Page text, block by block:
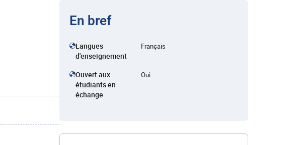
En bref
Langues
d'enseignement
Français
Ouvert aux
étudiants en
échange
Oui